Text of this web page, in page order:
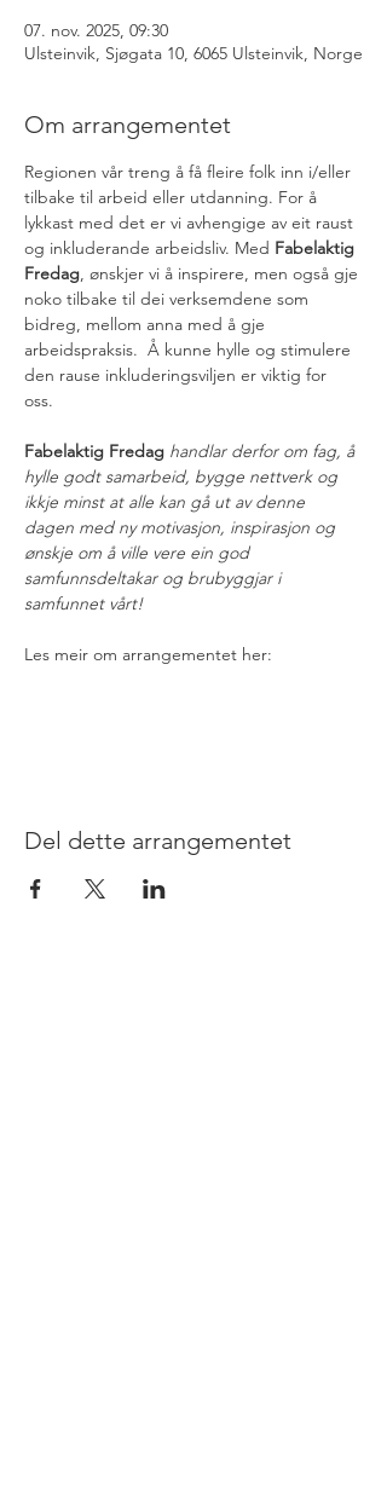
07. nov. 2025, 09:30
Ulsteinvik, Sjøgata 10, 6065 Ulsteinvik, Norge
Om arrangementet
Regionen vår treng å få fleire folk inn i/eller
tilbake til arbeid eller utdanning. For å
lykkast med det er vi avhengige av eit raust
og inkluderande arbeidsliv. Med Fabelaktig
Fredag, ønskjer vi å inspirere, men også gje
noko tilbake til dei verksemdene som
bidreg, mellom anna med å gje
arbeidspraksis.  Å kunne hylle og stimulere
den rause inkluderingsviljen er viktig for
oss.
Fabelaktig Fredag handlar derfor om fag, å
hylle godt samarbeid, bygge nettverk og
ikkje minst at alle kan gå ut av denne
dagen med ny motivasjon, inspirasjon og
ønskje om å ville vere ein god
samfunnsdeltakar og brubyggjar i
samfunnet vårt!
Les meir om arrangementet her:
Del dette arrangementet